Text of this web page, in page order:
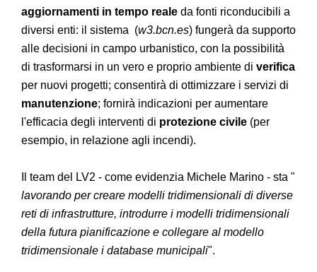
aggiornamenti in tempo reale da fonti riconducibili a
diversi enti: il sistema (w3.bcn.es) fungerà da supporto
alle decisioni in campo urbanistico, con la possibilità
di trasformarsi in un vero e proprio ambiente di verifica
per nuovi progetti; consentirà di ottimizzare i servizi di
manutenzione; fornirà indicazioni per aumentare
l'efficacia degli interventi di protezione civile (per
esempio, in relazione agli incendi).
Il team del LV2 - come evidenzia Michele Marino - sta "
lavorando per creare modelli tridimensionali di diverse
reti di infrastrutture, introdurre i modelli tridimensionali
della futura pianificazione e collegare al modello
tridimensionale i database municipali".